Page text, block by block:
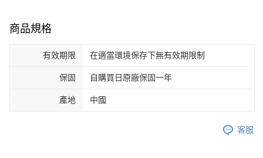
商品規格
有效期限 在適當環境保存下無有效期限制
保固 自購買日原廠保固一年
產地 中國
客服